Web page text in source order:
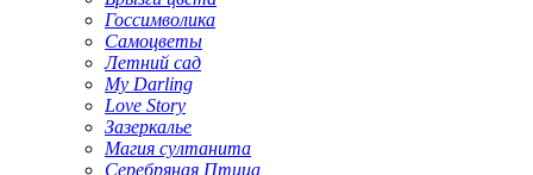
Госсимволика
Самоцветы
Летний сад
My Darling
Love Story
Зазеркалье
Магия султанита
Серебряная Птица